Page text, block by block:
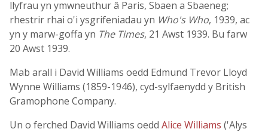
llyfrau yn ymwneuthur â Paris, Sbaen a Sbaeneg;
rhestrir rhai o'i ysgrifeniadau yn Who's Who, 1939, ac
yn y marw-goffa yn The Times, 21 Awst 1939. Bu farw
20 Awst 1939.
Mab arall i David Williams oedd Edmund Trevor Lloyd
Wynne Williams (1859-1946), cyd-sylfaenydd y British
Gramophone Company.
Un o ferched David Williams oedd Alice Williams ('Alys